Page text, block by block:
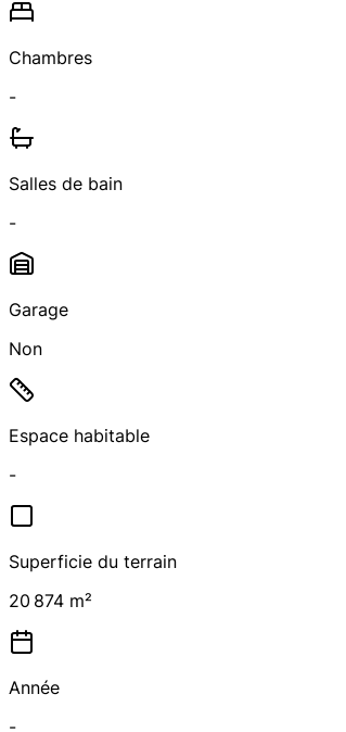
Chambres
-
Salles de bain
-
Garage
Non
Espace habitable
-
Superficie du terrain
20 874 m²
Année
-